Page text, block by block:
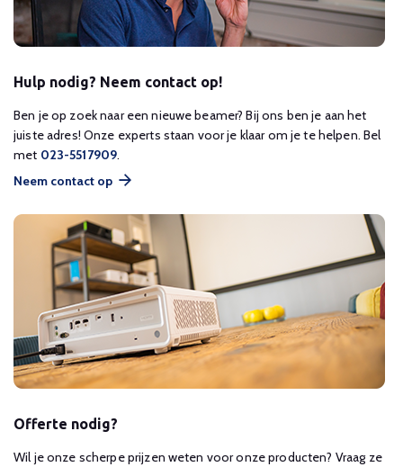
Hulp nodig? Neem contact op!
Ben je op zoek naar een nieuwe beamer? Bij ons ben je aan het
juiste adres! Onze experts staan voor je klaar om je te helpen. Bel
met 023-5517909.
Neem contact op
Offerte nodig?
Wil je onze scherpe prijzen weten voor onze producten? Vraag ze